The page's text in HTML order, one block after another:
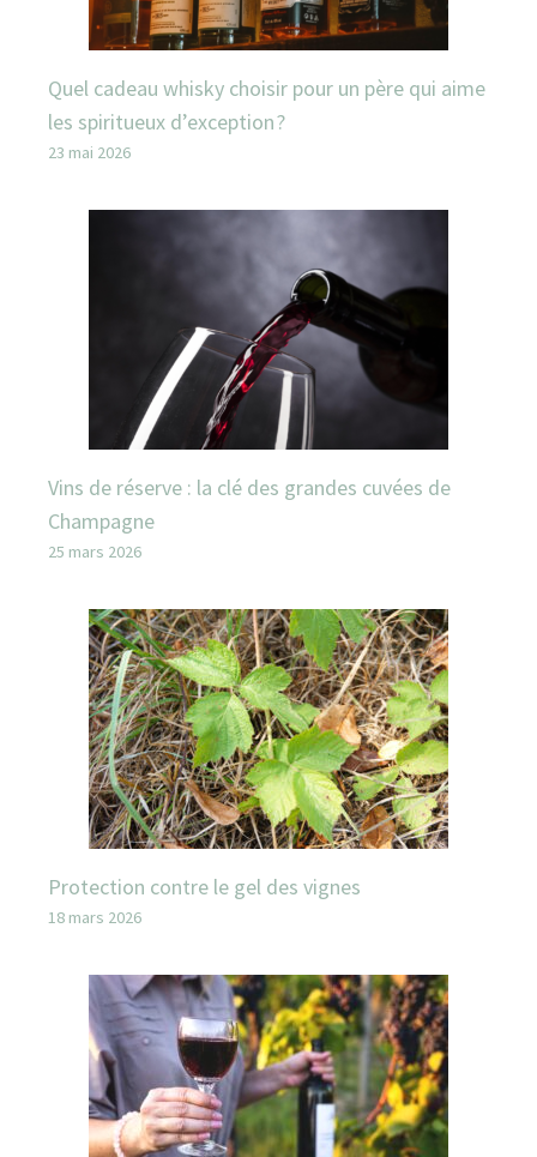
Quel cadeau whisky choisir pour un père qui aime
les spiritueux d’exception ?
23 mai 2026
Vins de réserve : la clé des grandes cuvées de
Champagne
25 mars 2026
Protection contre le gel des vignes
18 mars 2026